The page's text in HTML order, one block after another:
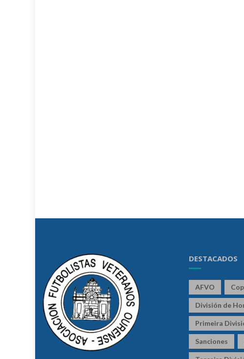
DESTACADOS
AFVO
División de
Primeira
Sanciones